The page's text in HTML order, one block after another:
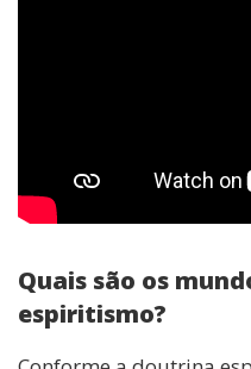
Quais são os
espiritismo?